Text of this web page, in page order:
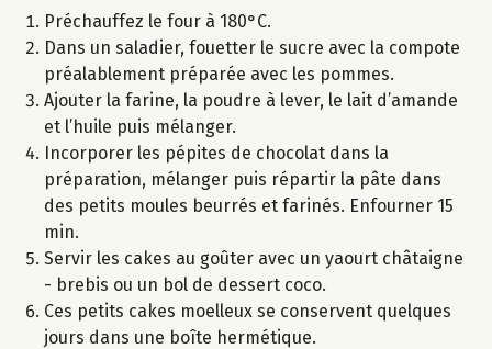
Préchauffez le four à 180°C.
Dans un saladier, fouetter le sucre avec la compote
préalablement préparée avec les pommes.
Ajouter la farine, la poudre à lever, le lait d’amande
et l’huile puis mélanger.
Incorporer les pépites de chocolat dans la
préparation, mélanger puis répartir la pâte dans
des petits moules beurrés et farinés. Enfourner 15
min.
Servir les cakes au goûter avec un yaourt châtaigne
- brebis ou un bol de dessert coco.
Ces petits cakes moelleux se conservent quelques
jours dans une boîte hermétique.